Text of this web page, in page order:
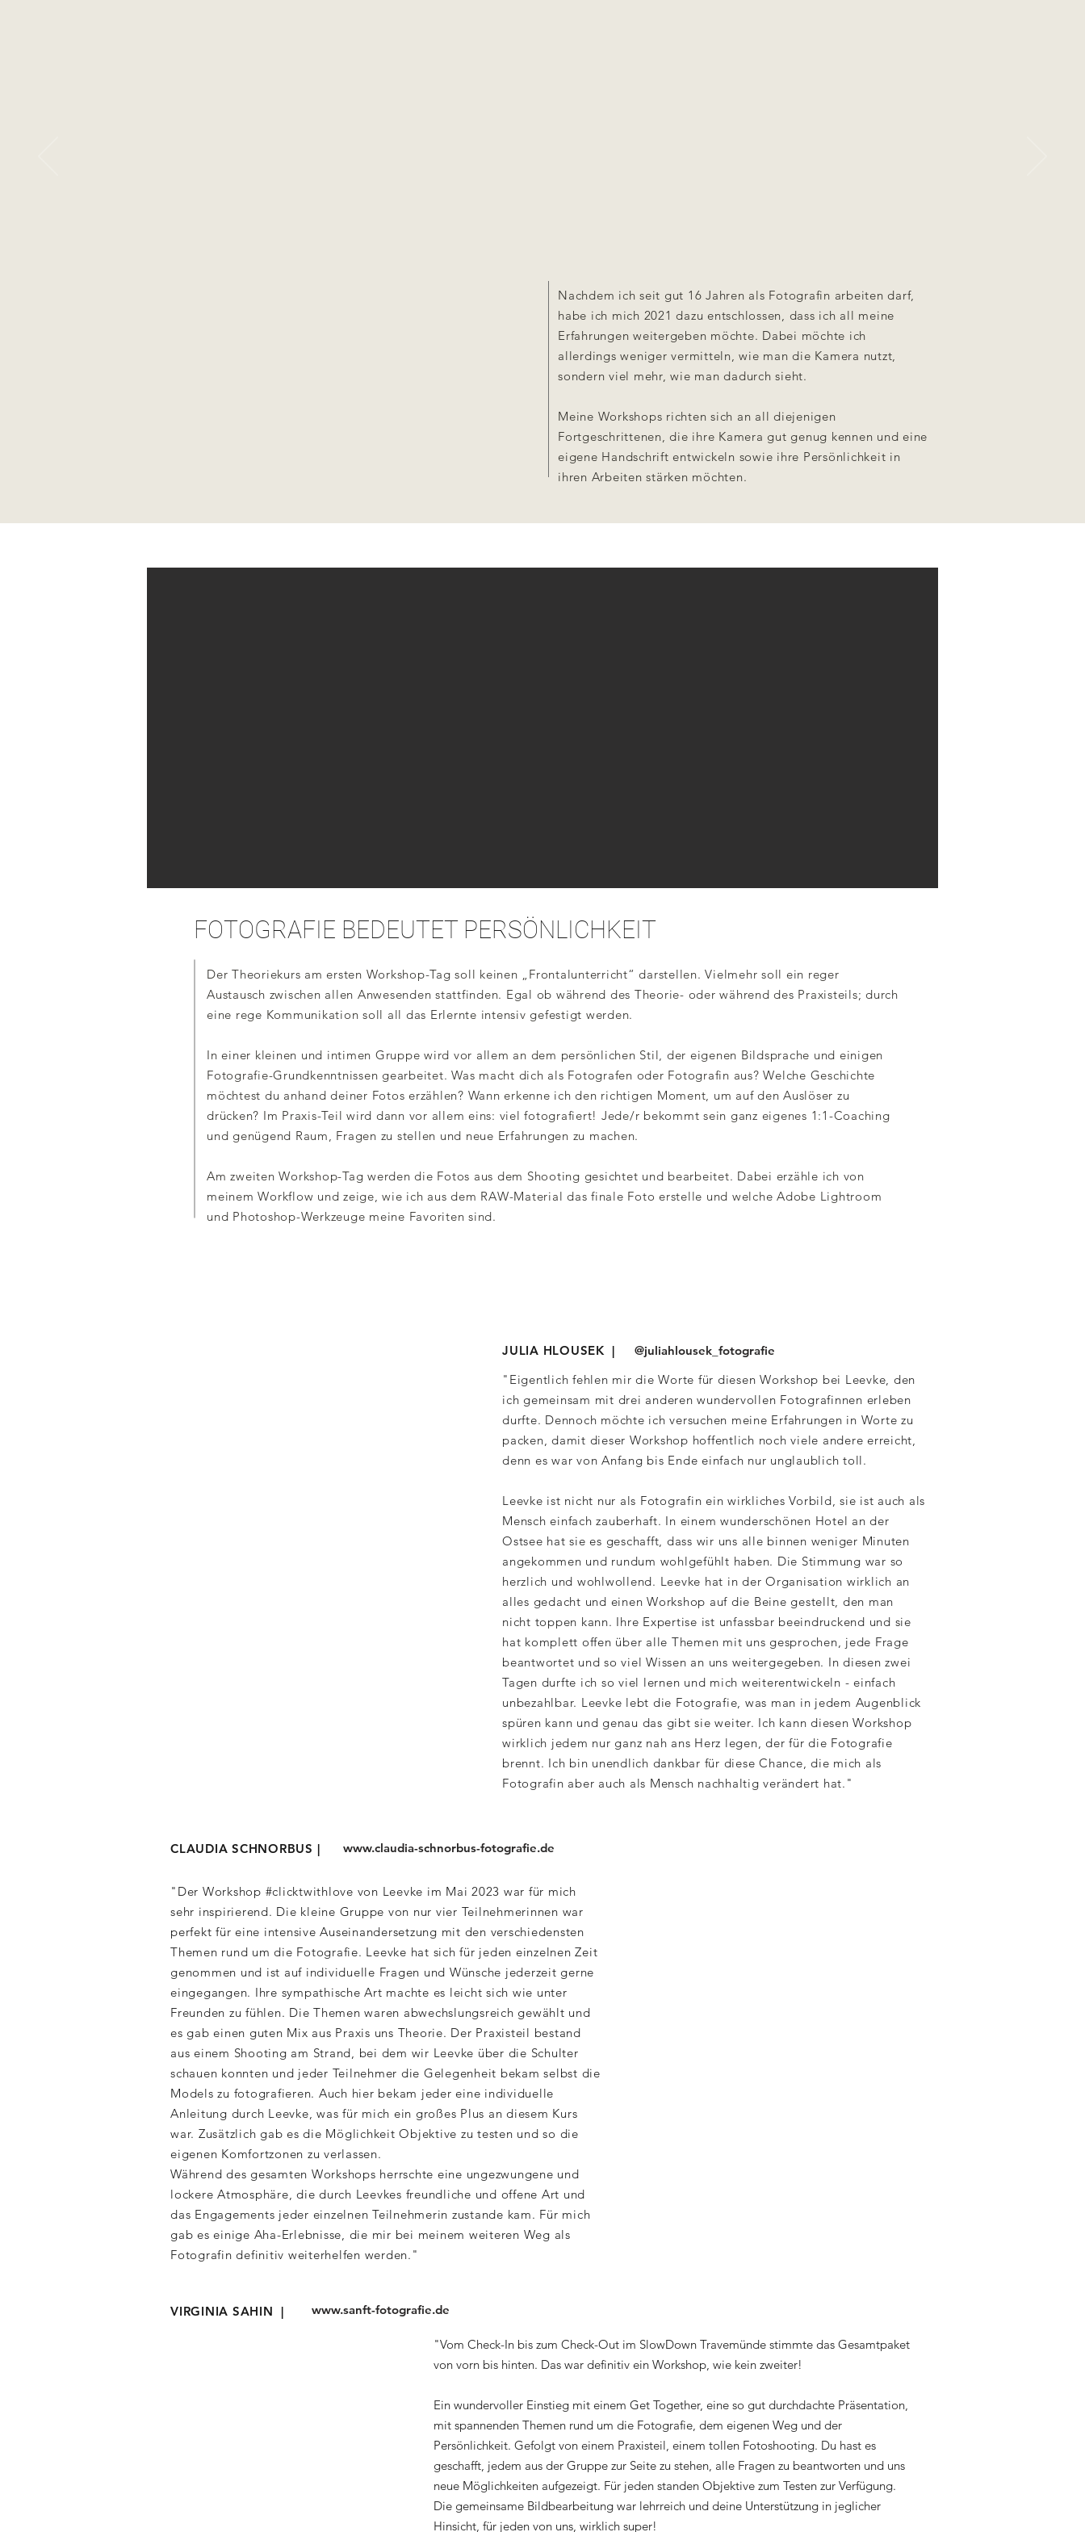
Nachdem ich seit gut 16 Jahren als Fotografin arbeiten darf,
habe ich mich 2021 dazu entschlossen, dass ich all meine
Erfahrungen weitergeben möchte. Dabei möchte ich
allerdings weniger vermitteln, wie man die Kamera nutzt,
sondern viel mehr, wie man dadurch sieht.
Meine Workshops richten sich an all diejenigen
Fortgeschrittenen, die ihre Kamera gut genug kennen und eine
eigene Handschrift entwickeln sowie ihre Persönlichkeit in
ihren Arbeiten stärken möchten.
FOTOGRAFIE BEDEUTET PERSÖNLICHKEIT
Der Theoriekurs am ersten Workshop-Tag soll keinen „Frontalunterricht“ darstellen. Vielmehr soll ein reger
Austausch zwischen allen Anwesenden stattfinden. Egal ob während des Theorie- oder während des Praxisteils; durch
eine rege Kommunikation soll all das Erlernte intensiv gefestigt werden.
In einer kleinen und intimen Gruppe wird vor allem an dem persönlichen Stil, der eigenen Bildsprache und einigen
Fotografie-Grundkenntnissen gearbeitet. Was macht dich als Fotografen oder Fotografin aus? Welche Geschichte
möchtest du anhand deiner Fotos erzählen? Wann erkenne ich den richtigen Moment, um auf den Auslöser zu
drücken? Im Praxis-Teil wird dann vor allem eins: viel fotografiert! Jede/r bekommt sein ganz eigenes 1:1-Coaching
und genügend Raum, Fragen zu stellen und neue Erfahrungen zu machen.
Am zweiten Workshop-Tag werden die Fotos aus dem Shooting gesichtet und bearbeitet. Dabei erzähle ich von
meinem Workflow und zeige, wie ich aus dem RAW-Material das finale Foto erstelle und welche Adobe Lightroom
und Photoshop-Werkzeuge meine Favoriten sind.
JULIA HLOUSEK |
@juliahlousek_fotografie
"Eigentlich fehlen mir die Worte für diesen Workshop bei Leevke, den
ich gemeinsam mit drei anderen wundervollen Fotografinnen erleben
durfte. Dennoch möchte ich versuchen meine Erfahrungen in Worte zu
packen, damit dieser Workshop hoffentlich noch viele andere erreicht,
denn es war von Anfang bis Ende einfach nur unglaublich toll.
Leevke ist nicht nur als Fotografin ein wirkliches Vorbild, sie ist auch als
Mensch einfach zauberhaft. In einem wunderschönen Hotel an der
Ostsee hat sie es geschafft, dass wir uns alle binnen weniger Minuten
angekommen und rundum wohlgefühlt haben. Die Stimmung war so
herzlich und wohlwollend. Leevke hat in der Organisation wirklich an
alles gedacht und einen Workshop auf die Beine gestellt, den man
nicht toppen kann. Ihre Expertise ist unfassbar beeindruckend und sie
hat komplett offen über alle Themen mit uns gesprochen, jede Frage
beantwortet und so viel Wissen an uns weitergegeben. In diesen zwei
Tagen durfte ich so viel lernen und mich weiterentwickeln - einfach
unbezahlbar. Leevke lebt die Fotografie, was man in jedem Augenblick
spüren kann und genau das gibt sie weiter. Ich kann diesen Workshop
wirklich jedem nur ganz nah ans Herz legen, der für die Fotografie
brennt. Ich bin unendlich dankbar für diese Chance, die mich als
Fotografin aber auch als Mensch nachhaltig verändert hat."
CLAUDIA SCHNORBUS | www.claudia-schnorbus-fotografie.de
"Der Workshop #clicktwithlove von Leevke im Mai 2023 war für mich
sehr inspirierend. Die kleine Gruppe von nur vier Teilnehmerinnen war
perfekt für eine intensive Auseinandersetzung mit den verschiedensten
Themen rund um die Fotografie. Leevke hat sich für jeden einzelnen Zeit
genommen und ist auf individuelle Fragen und Wünsche jederzeit gerne
eingegangen. Ihre sympathische Art machte es leicht sich wie unter
Freunden zu fühlen. Die Themen waren abwechslungsreich gewählt und
es gab einen guten Mix aus Praxis uns Theorie. Der Praxisteil bestand
aus einem Shooting am Strand, bei dem wir Leevke über die Schulter
schauen konnten und jeder Teilnehmer die Gelegenheit bekam selbst die
Models zu fotografieren. Auch hier bekam jeder eine individuelle
Anleitung durch Leevke, was für mich ein großes Plus an diesem Kurs
war. Zusätzlich gab es die Möglichkeit Objektive zu testen und so die
eigenen Komfortzonen zu verlassen.
Während des gesamten Workshops herrschte eine ungezwungene und
lockere Atmosphäre, die durch Leevkes freundliche und offene Art und
das Engagements jeder einzelnen Teilnehmerin zustande kam. Für mich
gab es einige Aha-Erlebnisse, die mir bei meinem weiteren Weg als
Fotografin definitiv weiterhelfen werden. "
VIRGINIA SAHIN | www.sanft-fotografie.de
"Vom Check-In bis zum Check-Out im SlowDown Travemünde stimmte das Gesamtpaket
von vorn bis hinten. Das war definitiv ein Workshop, wie kein zweiter!
Ein wundervoller Einstieg mit einem Get Together, eine so gut durchdachte Präsentation,
mit spannenden Themen rund um die Fotografie, dem eigenen Weg und der
Persönlichkeit. Gefolgt von einem Praxisteil, einem tollen Fotoshooting. Du hast es
geschafft, jedem aus der Gruppe zur Seite zu stehen, alle Fragen zu beantworten und uns
neue Möglichkeiten aufgezeigt. Für jeden standen Objektive zum Testen zur Verfügung.
Die gemeinsame Bildbearbeitung war lehrreich und deine Unterstützung in jeglicher
Hinsicht, für jeden von uns, wirklich super!